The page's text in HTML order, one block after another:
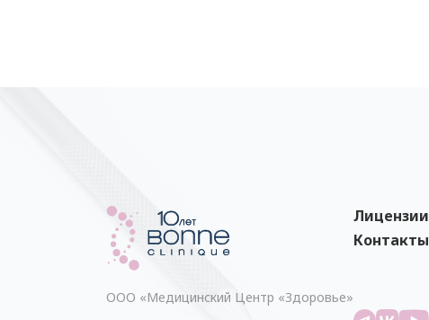
ООО «Медицинский Центр «Здоровье»
Лицензии
Контакты